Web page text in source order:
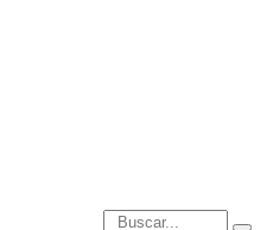
Introduce términos de